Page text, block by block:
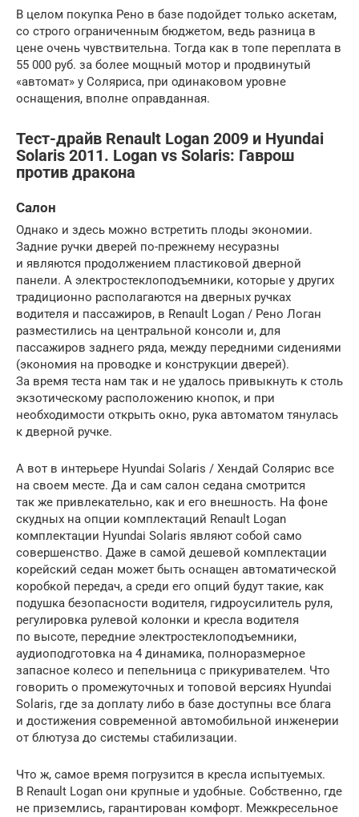
В целом покупка Рено в базе подойдет только аскетам,
со строго ограниченным бюджетом, ведь разница в
цене очень чувствительна. Тогда как в топе переплата в
55 000 руб. за более мощный мотор и продвинутый
«автомат» у Соляриса, при одинаковом уровне
оснащения, вполне оправданная.
Тест-драйв Renault Logan 2009 и Hyundai
Solaris 2011. Logan vs Solaris: Гаврош
против дракона
Салон
Однако и здесь можно встретить плоды экономии.
Задние ручки дверей по-прежнему несуразны
и являются продолжением пластиковой дверной
панели. А электростеклоподъемники, которые у других
традиционно располагаются на дверных ручках
водителя и пассажиров, в Renault Logan / Рено Логан
разместились на центральной консоли и, для
пассажиров заднего ряда, между передними сидениями
(экономия на проводке и конструкции дверей).
За время теста нам так и не удалось привыкнуть к столь
экзотическому расположению кнопок, и при
необходимости открыть окно, рука автоматом тянулась
к дверной ручке.
А вот в интерьере Hyundai Solaris / Хендай Солярис все
на своем месте. Да и сам салон седана смотрится
так же привлекательно, как и его внешность. На фоне
скудных на опции комплектаций Renault Logan
комплектации Hyundai Solaris являют собой само
совершенство. Даже в самой дешевой комплектации
корейский седан может быть оснащен автоматической
коробкой передач, а среди его опций будут такие, как
подушка безопасности водителя, гидроусилитель руля,
регулировка рулевой колонки и кресла водителя
по высоте, передние электростеклоподъемники,
аудиоподготовка на 4 динамика, полноразмерное
запасное колесо и пепельница с прикуривателем. Что
говорить о промежуточных и топовой версиях Hyundai
Solaris, где за доплату либо в базе доступны все блага
и достижения современной автомобильной инженерии
от блютуза до системы стабилизации.
Что ж, самое время погрузится в кресла испытуемых.
В Renault Logan они крупные и удобные. Собственно, где
не приземлись, гарантирован комфорт. Межкресельное